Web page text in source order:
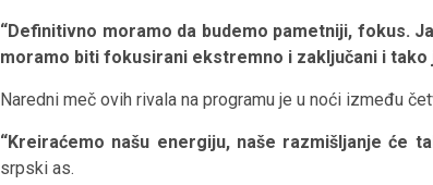
“Definitivno moramo da budemo pametniji, fokus.
moramo biti fokusirani ekstremno i zaključani i tako
Naredni meč ovih rivala na programu je u noći između
“Kreiraćemo našu energiju, naše razmišljanje će
srpski as.